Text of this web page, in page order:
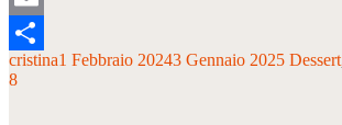
Email
Condividi
cristina1 Febbraio 20243 Gennaio 2025 Dessert
8